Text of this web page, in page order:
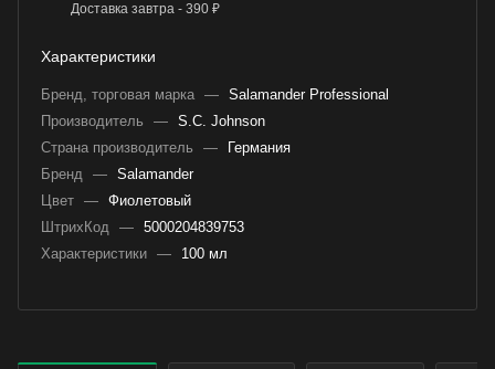
Доставка завтра - 390 ₽
Характеристики
Бренд, торговая марка — Salamander Professional
Производитель
— S.C. Johnson
Страна производитель
—
Германия
Бренд — Salamander
Цвет — Фиолетовый
ШтрихКод — 5000204839753
Характеристики — 100 мл